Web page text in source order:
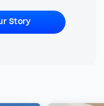
Story